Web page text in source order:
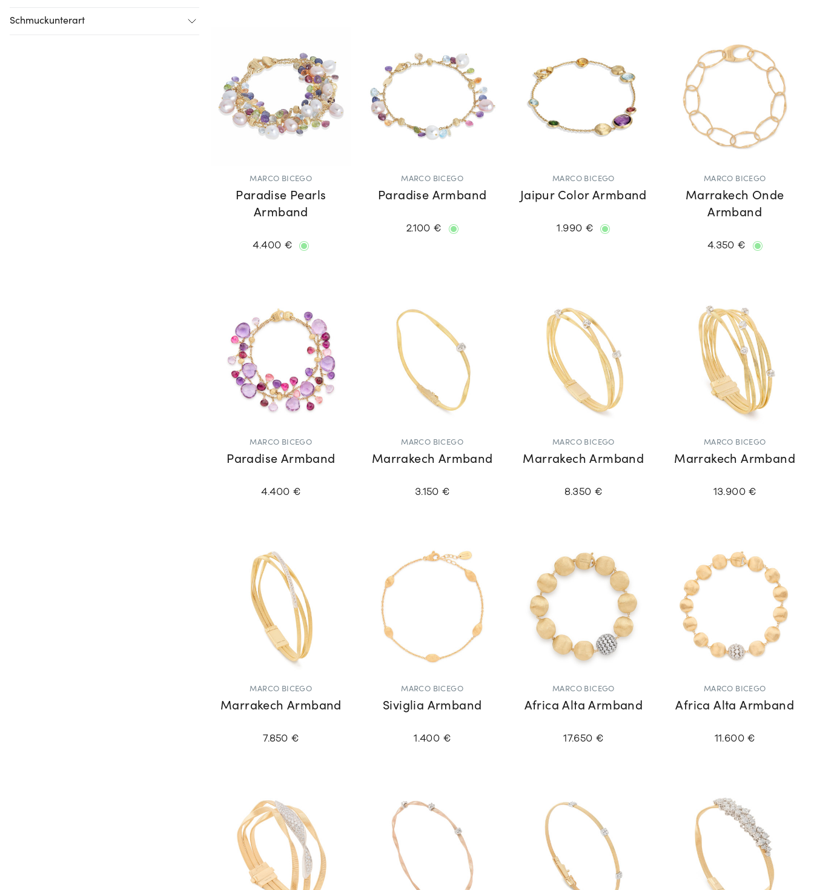
Schmuckunterart
MARCO BICEGO
Paradise Pearls
Armband
4.400 €
MARCO BICEGO
Paradise Armband
2.100 €
MARCO BICEGO
Jaipur Color Armband
1.990 €
MARCO BICEGO
Marrakech Onde
Armband
4.350 €
MARCO BICEGO
Paradise Armband
4.400 €
MARCO BICEGO
Marrakech Armband
3.150 €
MARCO BICEGO
Marrakech Armband
8.350 €
MARCO BICEGO
Marrakech Armband
13.900 €
MARCO BICEGO
Marrakech Armband
7.850 €
MARCO BICEGO
Siviglia Armband
1.400 €
MARCO BICEGO
Africa Alta Armband
17.650 €
MARCO BICEGO
Africa Alta Armband
11.600 €